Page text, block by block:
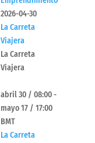
2026-04-30
La Carreta
Viajera
La Carreta
Viajera
abril 30 / 08:00-
mayo 17 / 17:00
BMT
La Carreta